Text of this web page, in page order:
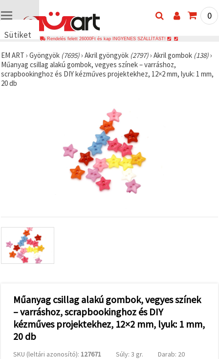
Sütiket
🍪 Cookie-
kat és
hasonló
technológiákat
forgalmat,
relevánsabb
tartalmat
és
hirdetéseket
jelenítsünk
marketingpartnereink
segítségével
Az "Összes
elfogadása"
gombra
elfogadhatja
0
Rendelés felett 26000Ft és kap INGYENES SZÁLLÍTÁST!
EM ART › Gyöngyök (7695)› Akril gyöngyök (2797)› Akril gombok (138)›
Műanyag csillag alakú gombok, vegyes színek – varráshoz,
scrapbookinghoz és DIY kézműves projektekhez, 12×2 mm, lyuk: 1 mm,
20 db
Műanyag csillag alakú gombok, vegyes színek
– varráshoz, scrapbookinghoz és DIY
kézműves projektekhez, 12×2 mm, lyuk: 1 mm,
20 db
SKU (leltári azonosító): 127671 Súly: 3 gr.
Darab: 20